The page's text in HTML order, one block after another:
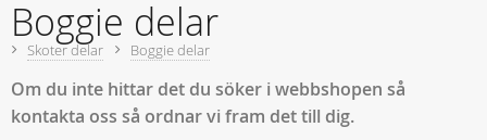
Boggie delar
Skoter delar Boggie delar
Om du inte hittar det du söker i webbshopen så
kontakta oss så ordnar vi fram det till dig.